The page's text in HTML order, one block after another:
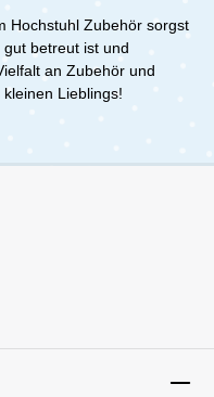
Hochstuhl Zubehör sorgst
betreut ist und
an Zubehör und
Lieblings!